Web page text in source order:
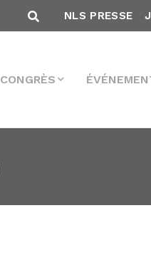
NLS PRESSE
CONGRÈS